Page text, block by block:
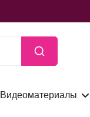
Видеоматериалы